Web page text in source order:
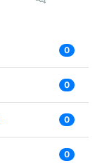
0
0
0
0